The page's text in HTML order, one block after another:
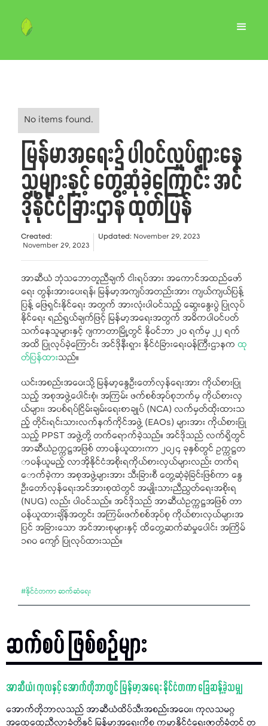
No items found.
မြန်မာအရေး၌ ပါဝင်လှုပ်ရှားနေ
သူများနှင့် တွေ့ဆုံခဲ့ကြောင်း အင်
ဒိုနိုင်ငံခြားဌာန ထုတ်ပြန်
Created:
November 29, 2023
Updated: November 29, 2023
အာဆီယံ ဘုံသဘောတူညီချက် ငါးရပ်အား အကောင်အထည်ဖော်
ရေး တွန်းအားပေးရန်၊ မြန်မာ့အကျပ်အတည်းအား ကျယ်ကျယ်ပြန့်
ပြန့် ဖြေရှင်းနိုင်ရေး အတွက် အားလုံးပါဝင်သည့် ဆွေးနွေးပွဲ ပြုလုပ်
နိုင်ရေး ရည်ရွယ်ချက်ဖြင့် မြန်မာ့အရေးအတွက် အဓိကပါဝင်ပတ်
သက်နေသူများနှင့် ဂျကာတာမြို့တွင် နိုဝင်ဘာ ၂၀ ရက်မှ ၂၂ ရက်
အထိ ပြုလုပ်ခဲ့ကြောင်း အင်ဒိုနီးရှား နိုင်ငံခြားရေးဝန်ကြီးဌာနက ထု
တ်ပြန်ထားသည်။
ယင်းအစည်းအဝေးသို့ မြန်မာ့နွေဦးတော်လှန်ရေးအား ကိုယ်စားပြု
သည့် အစုအဖွဲ့ပေါင်းစုံ၊ အကြမ်း ဖက်စစ်အုပ်စုဘက်မှ ကိုယ်စားလှ
ယ်များ၊ အပစ်ရပ်ငြိမ်းချမ်းရေးစာချုပ် (NCA) လက်မှတ်ထိုးထားသ
ည့် တိုင်းရင်းသားလက်နက်ကိုင်အဖွဲ့ (EAOs) များအား ကိုယ်စားပြု
သည့် PPST အဖွဲ့တို့ တက်ရောက်ခဲ့သည်။ အင်ဒိုသည် လက်ရှိတွင်
အာဆီယံဥက္ကဋ္ဌအဖြစ် တာဝန်ယူထားကာ ၂၀၂၄ ခုနှစ်တွင် ဥက္ကဋ္ဌတ
ာဝန်ယူမည့် လာအိုနိုင်ငံအစိုးရကိုယ်စားလှယ်များလည်း တက်ရ
ောက်ခဲ့ကာ အစုအဖွဲ့များအား သီးခြားစီ တွေ့ဆုံခဲ့ခြင်းဖြစ်ကာ နွေ
ဦးတော်လှန်ရေးအင်အားစုထဲတွင် အမျိုးသားညီညွတ်ရေးအစိုးရ
(NUG) လည်း ပါဝင်သည်။ အင်ဒိုသည် အာဆီယံဥက္ကဋ္ဌအဖြစ် တာ
ဝန်ယူထားချိန်အတွင်း အကြမ်းဖက်စစ်အုပ်စု ကိုယ်စားလှယ်များအ
ပြင် အခြားသော အင်အားစုများနှင့် ထိတွေ့ဆက်ဆံမှုပေါင်း အကြိမ်
၁၈၀ ကျော် ပြုလုပ်ထားသည်။
#နိုင်ငံတကာ ဆက်ဆံရေး
ဆက်စပ် ဖြစ်စဉ်များ
အာဆီယံ၊ ကုလနှင့် အောက်တိုဘာတွင် မြန်မာ့အရေး နိုင်ငံတကာ ခြေဆန့်ခဲ့သမျှ
အောက်တိုဘာလသည် အာဆီယံထိပ်သီးအစည်းအဝေး၊ ကုလသမဂ္ဂ
အထွေထွေညီလာခံတို့နှင့် မြန်မာ့အရေးကိစ္စ ကမ္ဘာ့နိုင်ငံရေးဇာတ်ခုံတွင် တ